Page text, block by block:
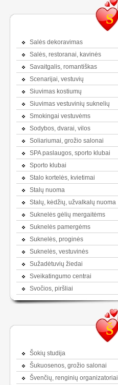
S
Salės dekoravimas
Salės, restoranai, kavinės
Savaitgalis, romantiškas
Scenarijai, vestuvių
Siuvimas kostiumų
Siuvimas vestuvinių suknelių
Smokingai vestuvėms
Sodybos, dvarai, vilos
Soliariumai, grožio salonai
SPA paslaugos, sporto klubai
Sporto klubai
Stalo kortelės, kvietimai
Stalų nuoma
Stalų, kėdžių, užvalkalų nuoma
Suknelės gėlių mergaitėms
Suknelės pamergėms
Suknelės, proginės
Suknelės, vestuvinės
Sužadėtuvių žiedai
Sveikatingumo centrai
Svočios, piršliai
Š
Šokių studija
Šukuosenos, grožio salonai
Švenčių, renginių organizatoriai